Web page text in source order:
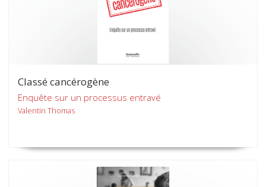
Classé cancérogène
Enquête sur un processus entravé
Valentin Thomas